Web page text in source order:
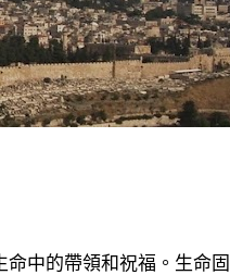
中的帶領和祝福。生命固